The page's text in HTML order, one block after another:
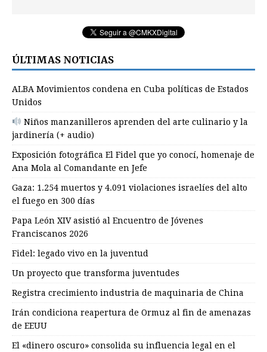
ÚLTIMAS NOTICIAS
ALBA Movimientos condena en Cuba políticas de Estados
Unidos
Niños manzanilleros aprenden del arte culinario y la
jardinería (+ audio)
Exposición fotográfica El Fidel que yo conocí, homenaje de
Ana Mola al Comandante en Jefe
Gaza: 1.254 muertos y 4.091 violaciones israelíes del alto
el fuego en 300 días
Papa León XIV asistió al Encuentro de Jóvenes
Franciscanos 2026
Fidel: legado vivo en la juventud
Un proyecto que transforma juventudes
Registra crecimiento industria de maquinaria de China
Irán condiciona reapertura de Ormuz al fin de amenazas
de EEUU
El «dinero oscuro» consolida su influencia legal en el